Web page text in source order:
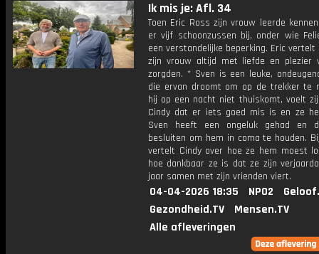
Ik mis je: Afl. 34
Toen Eric Ross zijn vrouw leerde
er vijf schoonzussen bij, onder wie
een verstandelijke beperking. Eric vertelt
zijn vrouw altijd met liefde en plezier
zorgden. * Sven is een leuke,
die ervan droomt om op de trekker te
hij op een nacht niet thuiskomt, voelt
Cindy dat er iets goed mis is en ze
Sven heeft een ongeluk gehad en
besluiten om hem in coma te houden.
vertelt Cindy over hoe ze hem moest
hoe dankbaar ze is dat ze zijn
jaar samen met zijn vrienden viert.
04-04-2026 18:35 NPO2
Gezondheid.TV
Mensen.TV
Alle afleveringen